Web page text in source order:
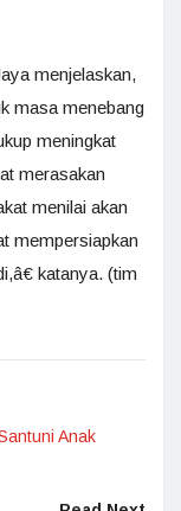
menjelaskan,
masa menebang
meningkat
merasakan
menilai akan
mempersiapkan
katanya. (tim
Anak